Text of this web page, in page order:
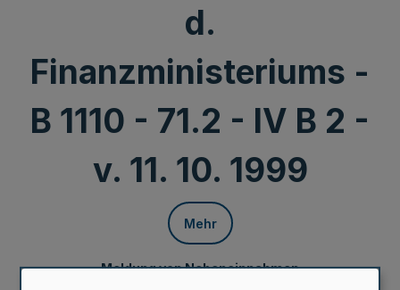
d.
Finanzministeriums -
B 1110 - 71.2 - IV B 2 -
v. 11. 10. 1999
Mehr
Meldung von Nebeneinnahmen